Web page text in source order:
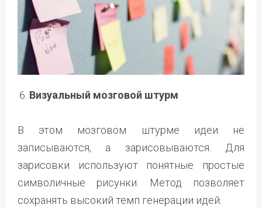
Визуальный мозговой штурм
В этом мозговом штурме идеи не
записываются, а зарисовываются. Для
зарисовки используют понятные простые
символичные рисунки. Метод позволяет
сохранять высокий темп генерации идей.